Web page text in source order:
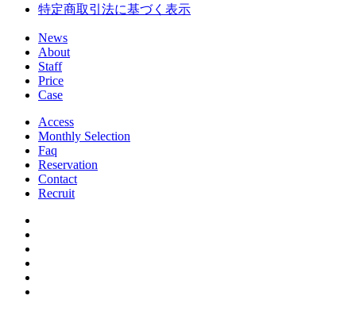
特定商取引法に基づく表示
News
About
Staff
Price
Case
Access
Monthly Selection
Faq
Reservation
Contact
Recruit